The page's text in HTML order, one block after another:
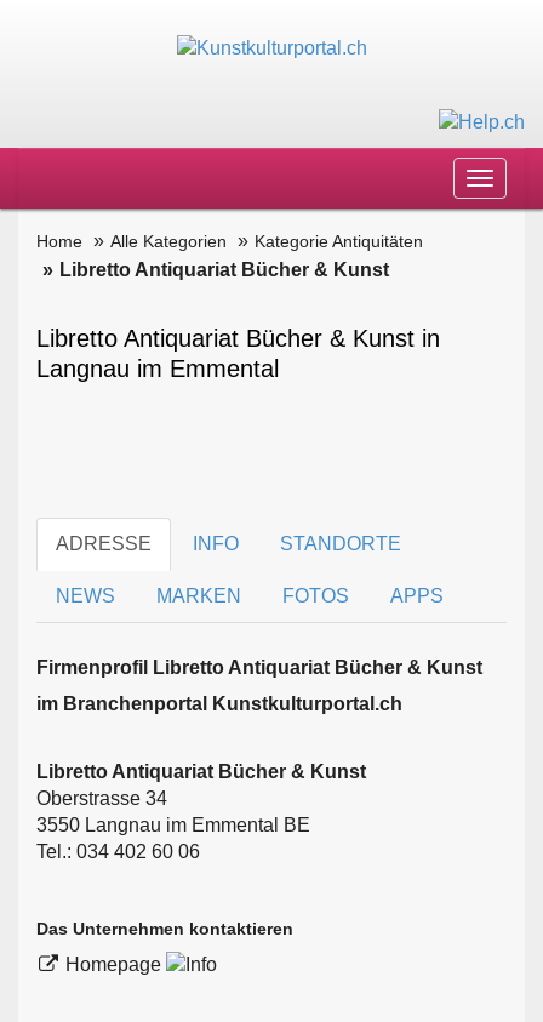
Toggle
Home Alle Kategorien Kategorie Antiquitäten
Libretto Antiquariat Bücher & Kunst
Libretto Antiquariat Bücher & Kunst in
Langnau im Emmental
ADRESSE INFO STANDORTE
NEWS MARKEN FOTOS APPS
Firmen­profil Libretto Antiquariat Bücher & Kunst
im Branchen­portal Kunstkulturportal.ch
Libretto Antiquariat Bücher & Kunst
Oberstrasse 34
3550 Langnau im Emmental BE
Tel.: 034 402 60 06
Das Unternehmen kontaktieren
Homepage